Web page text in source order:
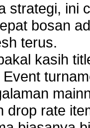
strategi, ini
bosan
terus.
kasih
Event
drop rate